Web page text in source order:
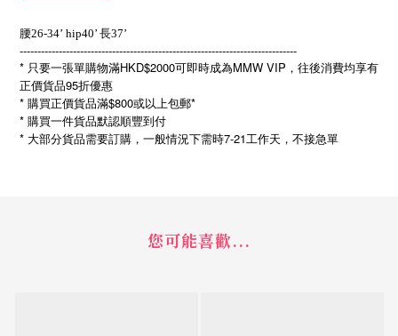
腰26-34’ hip40’ 長37’
------------------------------------------------------------------------------
* 只要一張單購物滿HKD$2000可即時成為MMW VIP，往後消費均享有
正價貨品95折優惠
* 購買正價貨品滿$800或以上包郵*
* 購買一件貨品默認順豐到付
* 大部分貨品需要訂購，一般情況下需時7-21工作天，不接急單
您可能喜歡...